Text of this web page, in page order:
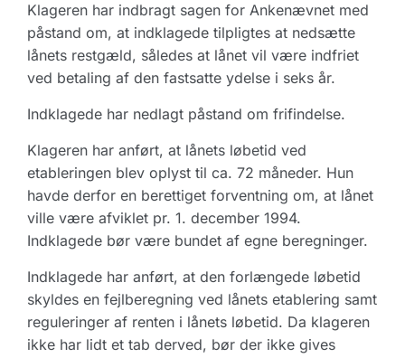
Klageren har indbragt sagen for Ankenævnet med
påstand om, at indklagede tilpligtes at nedsætte
lånets restgæld, således at lånet vil være indfriet
ved betaling af den fastsatte ydelse i seks år.
Indklagede har nedlagt påstand om frifindelse.
Klageren har anført, at lånets løbetid ved
etableringen blev oplyst til ca. 72 måneder. Hun
havde derfor en berettiget forventning om, at lånet
ville være afviklet pr. 1. december 1994.
Indklagede bør være bundet af egne beregninger.
Indklagede har anført, at den forlængede løbetid
skyldes en fejlberegning ved lånets etablering samt
reguleringer af renten i lånets løbetid. Da klageren
ikke har lidt et tab derved, bør der ikke gives